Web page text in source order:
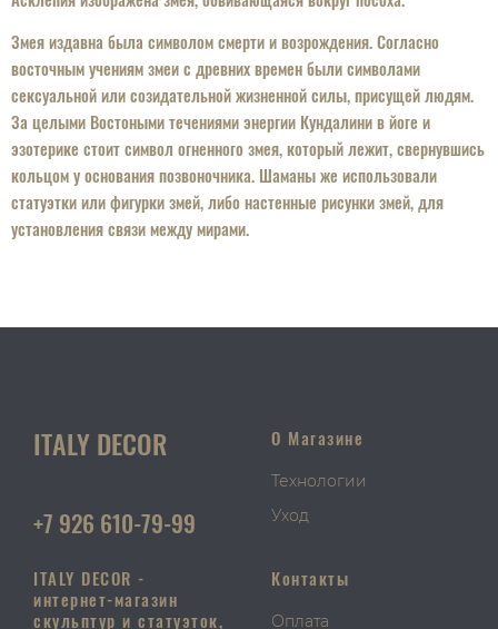
Змея издавна была символом смерти и возрождения. Согласно
восточным учениям змеи с древних времен были символами
сексуальной или созидательной жизненной силы, присущей людям.
За целыми Востоными течениями энергии Кундалини в йоге и
эзотерике стоит символ огненного змея, который лежит, свернувшись
кольцом у основания позвоночника. Шаманы же использовали
статуэтки или фигурки змей, либо настенные рисунки змей, для
установления связи между мирами.
ITALY DECOR
+7 926 610-79-99
О Магазине
Технологии
Уход
ITALY DECOR -
интернет-магазин
скульптур и статуэток,
Контакты
Оплата